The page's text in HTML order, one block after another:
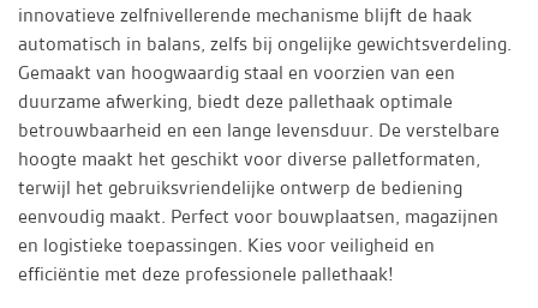
innovatieve zelfnivellerende mechanisme blijft de haak
automatisch in balans, zelfs bij ongelijke gewichtsverdeling.
Gemaakt van hoogwaardig staal en voorzien van een
duurzame afwerking, biedt deze pallethaak optimale
betrouwbaarheid en een lange levensduur. De verstelbare
hoogte maakt het geschikt voor diverse palletformaten,
terwijl het gebruiksvriendelijke ontwerp de bediening
eenvoudig maakt. Perfect voor bouwplaatsen, magazijnen
en logistieke toepassingen. Kies voor veiligheid en
efficiëntie met deze professionele pallethaak!